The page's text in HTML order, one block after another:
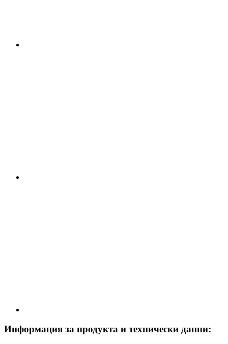
Информация за продукта и технически данни: